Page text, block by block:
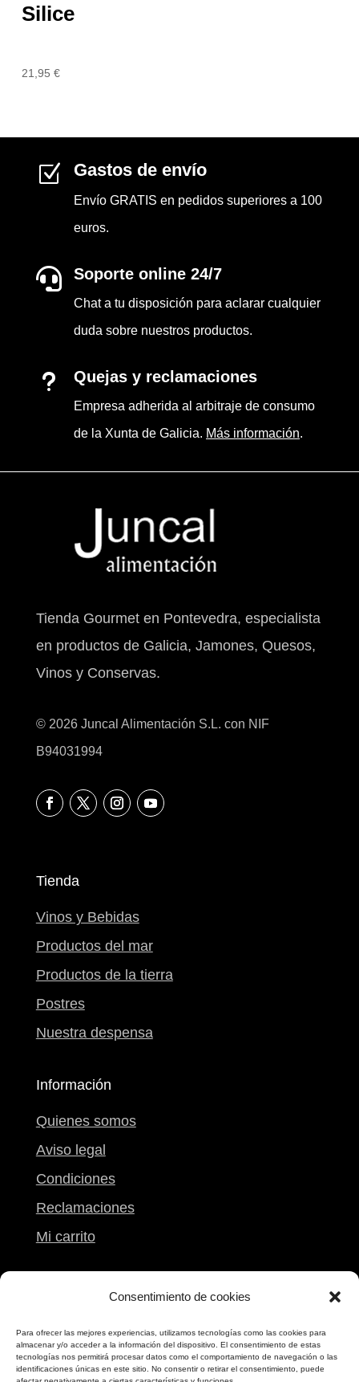
Consentimiento de cookies
Para ofrecer las mejores experiencias, utilizamos tecnologías como las cookies para
almacenar y/o acceder a la información del dispositivo. El consentimiento de estas
tecnologías nos permitirá procesar datos como el comportamiento de navegación o las
identificaciones únicas en este sitio. No consentir o retirar el consentimiento, puede
Silice
21,95€
Z Gastos de envío
Envío GRATIS en pedidos superiores a 100
euros.
 Soporte online 24/7
Chat a tu disposición para aclarar cualquier
duda sobre nuestros productos.
u Quejas y reclamaciones
Empresa adherida al arbitraje de consumo
de la Xunta de Galicia. Más información.
Tienda Gourmet en Pontevedra, especialista
en productos de Galicia, Jamones, Quesos,
Vinos y Conservas.
© 2026 Juncal Alimentación S.L. con NIF
B94031994
Tienda
Vinos y Bebidas
Productos del mar
Productos de la tierra
Postres
Nuestra despensa
Información
Quienes somos
Aviso legal
Condiciones
Reclamaciones
Mi carrito
Pontevedra